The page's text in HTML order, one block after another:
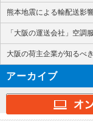
熊本地震による輸配送影
「大阪の運送会社」空調
大阪の荷主企業が知るべ
アーカイブ